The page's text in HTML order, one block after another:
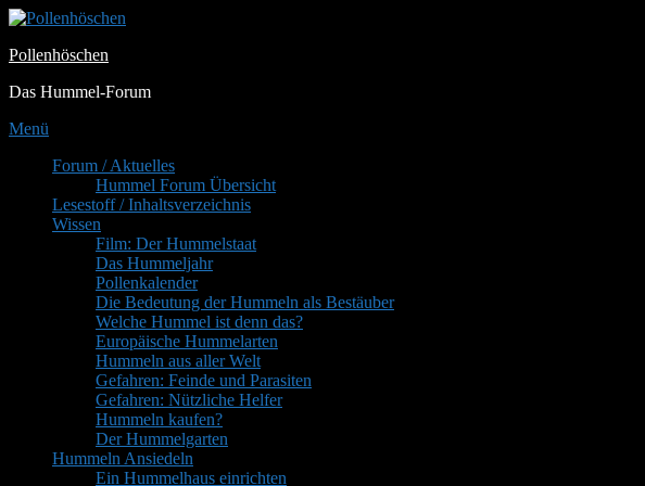
Zum
springen
Pollenhöschen
Das Hummel-Forum
Menü
PrimäresForum / Aktuelles
Hummel Forum Übersicht
Lesestoff / Inhaltsverzeichnis
Wissen
Film: Der Hummelstaat
Das Hummeljahr
Pollenkalender
Die Bedeutung der Hummeln als Bestäuber
Welche Hummel ist denn das?
Europäische Hummelarten
Hummeln aus aller Welt
Gefahren: Feinde und Parasiten
Gefahren: Nützliche Helfer
Hummeln kaufen?
Der Hummelgarten
Hummeln Ansiedeln
Ein Hummelhaus einrichten